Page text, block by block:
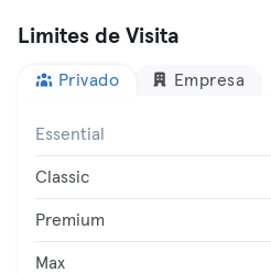
Limites de Visita
Privado Empresa
Essential
Classic
Premium
Max